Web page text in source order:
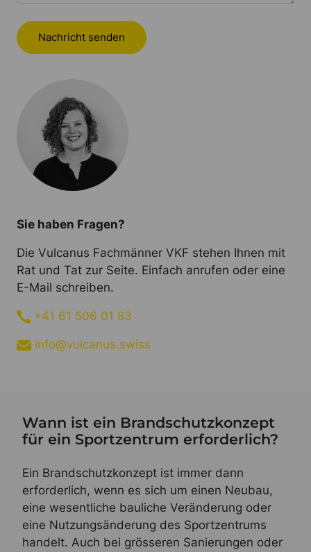
Nachricht senden
Sie haben Fragen?
Die Vulcanus Fachmänner VKF stehen Ihnen mit
Rat und Tat zur Seite. Einfach anrufen oder eine
E-Mail schreiben.
+41 61 506 01 83
info@vulcanus.swiss
Wann ist ein Brandschutzkonzept
für ein Sportzentrum erforderlich?
Ein Brandschutzkonzept ist immer dann
erforderlich, wenn es sich um einen Neubau,
eine wesentliche bauliche Veränderung oder
eine Nutzungsänderung des Sportzentrums
handelt. Auch bei grösseren Sanierungen oder